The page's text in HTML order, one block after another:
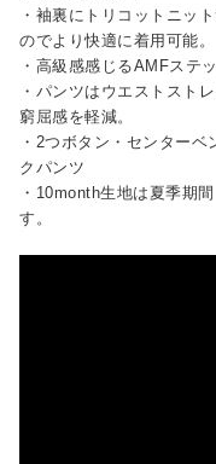
・袖裏にトリコットニッ
のでより快適に着用可能。
・高級感感じるAMFステ
・パンツはウエストスト
窮屈感を軽減。
・2つボタン・センター
クパンツ
・10month生地は夏季期
す。